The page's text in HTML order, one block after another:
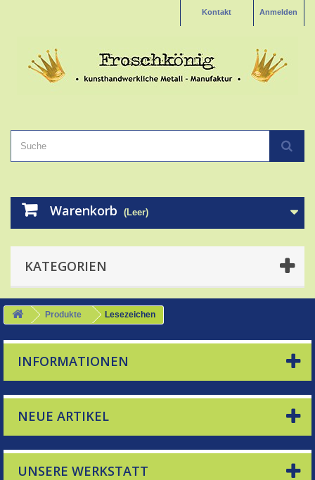
Anmelden
Kontakt
Warenkorb (Leer)
KATEGORIEN
Produkte Lesezeichen
INFORMATIONEN
NEUE ARTIKEL
UNSERE WERKSTATT